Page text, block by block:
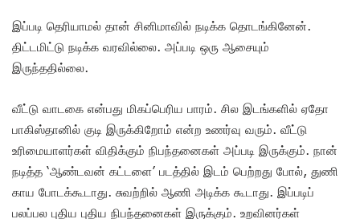
இப்படி தெரியாமல் தான் சினிமாவில் நடிக்க தொடங்கினேன்.
திட்டமிட்டு நடிக்க வரவில்லை. அப்படி ஒரு ஆசையும்
இருந்ததில்லை.
வீட்டு வாடகை என்பது மிகப்பெரிய பாரம். சில இடங்களில் ஏதோ
பாகிஸ்தானில் குடி இருக்கிறோம் என்ற உணர்வு வரும். வீட்டு
உரிமையாளர்கள் விதிக்கும் நிபந்தனைகள் அப்படி இருக்கும். நான்
நடித்த ‘ஆண்டவன் கட்டளை’ படத்தில் இடம் பெற்றது போல், துணி
காய போடக்கூடாது. சுவற்றில் ஆணி அடிக்க கூடாது. இப்படிப்
பலப்பல புதிய புதிய நிபந்தனைகள் இருக்கும். உறவினர்கள்